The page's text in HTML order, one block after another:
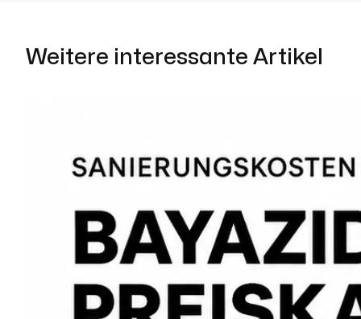
Weitere interessante Artikel